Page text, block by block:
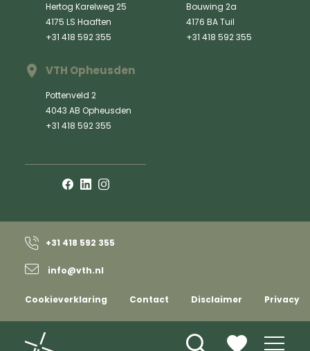
Hertog Karelweg 25
4175 LS Haaften
+31 418 592 355
Bouwing 2a
4176 BA Tuil
+31 418 592 355
VTH Opheusden
Pottenveld 2
4043 AB Opheusden
+31 418 592 355
+31 418 592 355
info@vth.nl
Cookieverklaring Contact Disclaimer Privacy